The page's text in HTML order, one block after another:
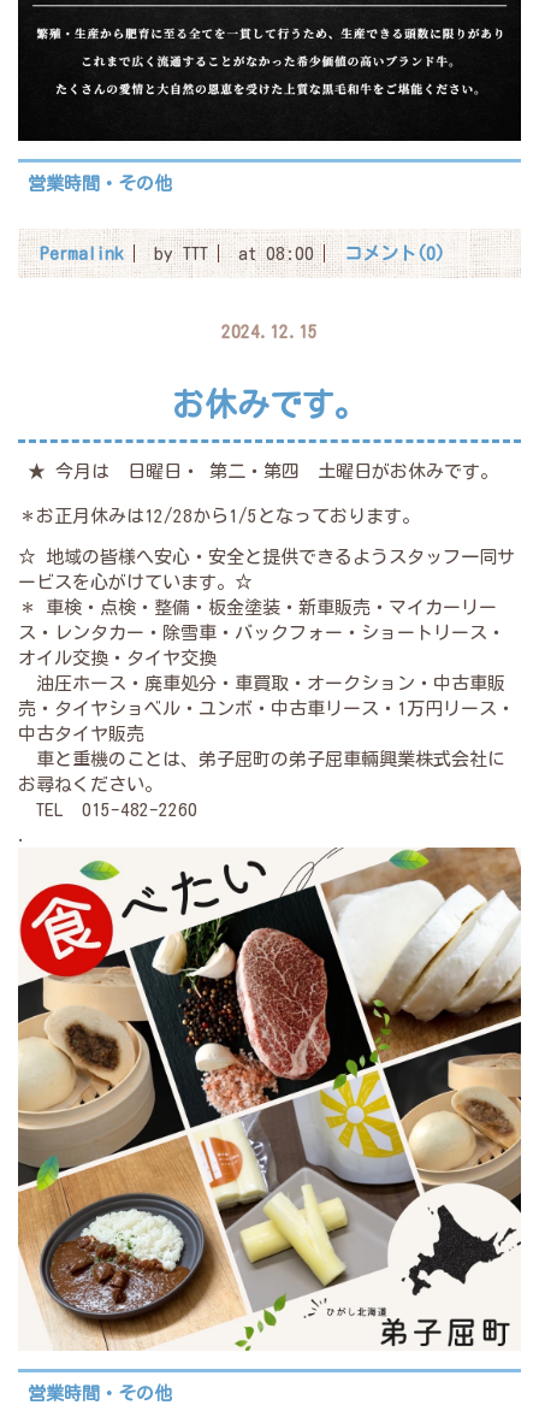
営業時間・その他
Permalink by TTT at 08:00 コメント(0)
2024.12.15
お休みです。
★ 今月は 日曜日・ 第二・第四 土曜日がお休みです。
＊お正月休みは12/28から1/5となっております。
☆ 地域の皆様へ安心・安全と提供できるようスタッフ一同サ
ービスを心がけています。☆
＊ 車検・点検・整備・板金塗装・新車販売・マイカーリー
ス・レンタカー・除雪車・バックフォー・ショートリース・
オイル交換・タイヤ交換
油圧ホース・廃車処分・車買取・オークション・中古車販
売・タイヤショベル・ユンボ・中古車リース・1万円リース・
中古タイヤ販売
車と重機のことは、弟子屈町の弟子屈車輛興業株式会社に
お尋ねください。
TEL 015-482-2260
営業時間・その他